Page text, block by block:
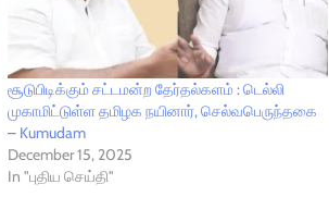
சூடுபிடிக்கும் சட்டமன்ற தேர்தல்களம் : டெல்லி
முகாமிட்டுள்ள தமிழக நயினார், செல்வபெருந்தகை
– Kumudam
December 15, 2025
In "புதிய செய்தி"